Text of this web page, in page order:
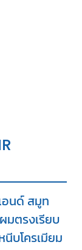
อนด์ สมูท
มตรงเรียบ
บโครเมียม